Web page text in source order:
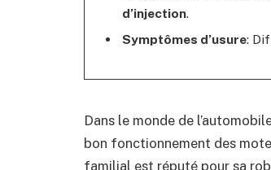
d’injection.
Symptômes d’usure:
Dans le monde de
bon fonctionnement des
familial est réputé pour sa